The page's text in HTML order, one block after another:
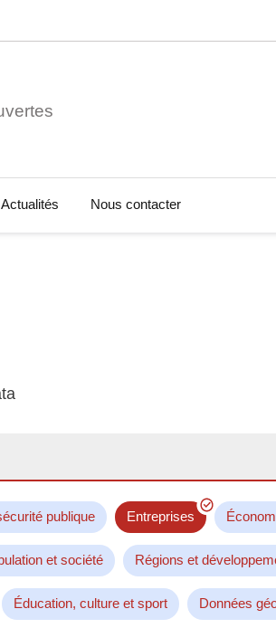
Actualités Nous contacter
publique Entreprises
et société Régions et
Éducation, culture et sport Données